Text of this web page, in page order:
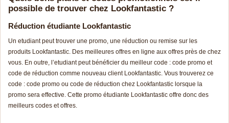
possible de trouver chez Lookfantastic ?
Réduction étudiante Lookfantastic
Un etudiant peut trouver une promo, une réduction ou remise sur les
produits Lookfantastic. Des meilleures offres en ligne aux offres près de chez
vous. En outre, l’etudiant peut bénéficier du meilleur code : code promo et
code de réduction comme nouveau client Lookfantastic. Vous trouverez ce
code : code promo ou code de réduction chez Lookfantastic lorsque la
promo sera effective. Cette promo étudiante Lookfantastic offre donc des
meilleurs codes et offres.